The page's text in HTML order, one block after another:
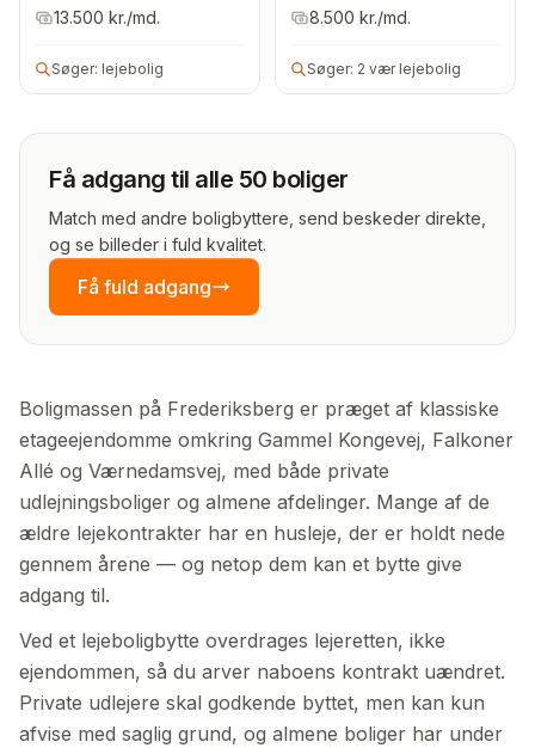
13.500 kr./md.
Søger: lejebolig
8.500 kr./md.
Søger: 2 vær lejebolig
Få adgang til alle 50 boliger
Match med andre boligbyttere, send beskeder direkte,
og se billeder i fuld kvalitet.
Få fuld adgang
Boligmassen på Frederiksberg er præget af klassiske
etageejendomme omkring Gammel Kongevej, Falkoner
Allé og Værnedamsvej, med både private
udlejningsboliger og almene afdelinger. Mange af de
ældre lejekontrakter har en husleje, der er holdt nede
gennem årene — og netop dem kan et bytte give
adgang til.
Ved et lejeboligbytte overdrages lejeretten, ikke
ejendommen, så du arver naboens kontrakt uændret.
Private udlejere skal godkende byttet, men kan kun
afvise med saglig grund, og almene boliger har under